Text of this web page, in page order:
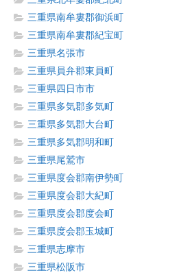
三重県南牟婁郡御浜町
三重県南牟婁郡紀宝町
三重県名張市
三重県員弁郡東員町
三重県四日市市
三重県多気郡多気町
三重県多気郡大台町
三重県多気郡明和町
三重県尾鷲市
三重県度会郡南伊勢町
三重県度会郡大紀町
三重県度会郡度会町
三重県度会郡玉城町
三重県志摩市
三重県松阪市